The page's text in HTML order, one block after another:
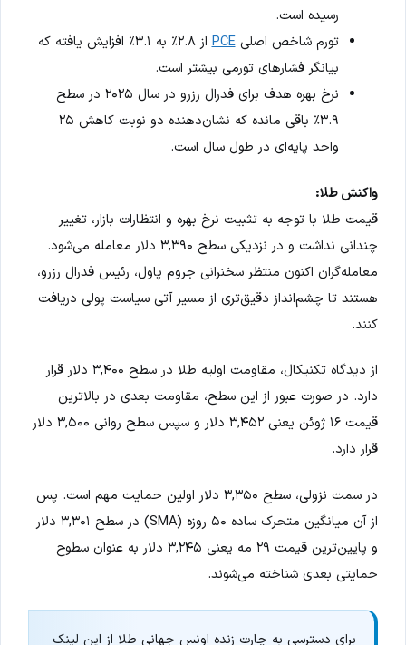
رسیده است.
تورم شاخص اصلیPCE
از ۲.۸٪ به ۳.۱٪ افزایش یافته که
بیانگر فشارهای تورمی بیشتر است.
نرخ بهره هدف برای فدرال رزرو در سال ۲۰۲۵ در سطح
۳.۹٪ باقی مانده که نشان‌دهنده دو نوبت کاهش ۲۵
واحد پایه‌ای در طول سال است.
واکنش طلا:
قیمت طلا با توجه به تثبیت نرخ بهره و انتظارات بازار، تغییر
چندانی نداشت و در نزدیکی سطح ۳,۳۹۰ دلار معامله می‌شود.
معامله‌گران اکنون منتظر سخنرانی جروم پاول، رئیس فدرال رزرو،
هستند تا چشم‌انداز دقیق‌تری از مسیر آتی سیاست پولی دریافت
کنند.
از دیدگاه تکنیکال، مقاومت اولیه طلا در سطح ۳,۴۰۰ دلار قرار
دارد. در صورت عبور از این سطح، مقاومت بعدی در بالاترین
قیمت ۱۶ ژوئن یعنی ۳,۴۵۲ دلار و سپس سطح روانی ۳,۵۰۰ دلار
قرار دارد.
در سمت نزولی، سطح ۳,۳۵۰ دلار اولین حمایت مهم است. پس
از آن میانگین متحرک ساده ۵۰ روزه (SMA) در سطح ۳,۳۰۱ دلار
و پایین‌ترین قیمت ۲۹ مه یعنی ۳,۲۴۵ دلار به عنوان سطوح
حمایتی بعدی شناخته می‌شوند.
برای دسترسی به چارت زنده اونس جهانی طلا از این لینک